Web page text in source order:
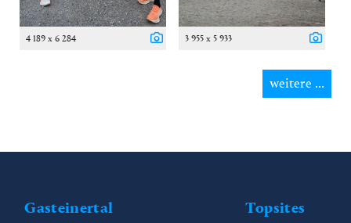
4 189 x 6 284 3 955 x 5 933
weitere ...
Gasteinertal Topsites